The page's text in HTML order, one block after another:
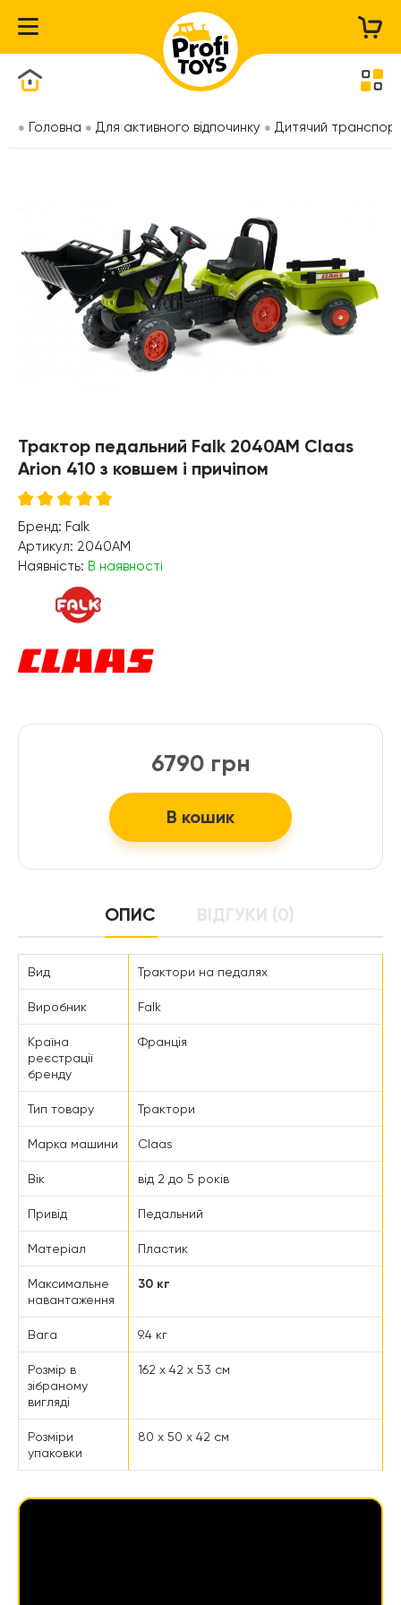
Головна Для активного відпочинку Дитячий
Трактор педальний Falk 2040AM Claas
Arion 410 з ковшем і причіпом
Бренд: Falk
Артикул: 2040AM
Наявність: В наявності
6790 грн
В кошик
ОПИС ВІДГУКИ (0)
Вид Трактори на педалях
Виробник Falk
Країна
реєстрації
бренду
Франція
Тип товару Трактори
Марка машини Claas
Вік від 2 до 5 років
Привід Педальний
Матеріал Пластик
Максимальне
навантаження
30 кг
Вага 9.4 кг
Розмір в
зібраному
вигляді
162 x 42 x 53 см
Розміри
упаковки
80 х 50 х 42 см
Каталог товарів